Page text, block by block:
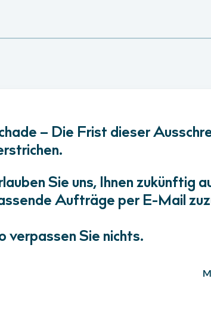
– Die Frist dieser
Sie uns, Ihnen zukünftig
Aufträge per E-Mail
verpassen Sie nichts.